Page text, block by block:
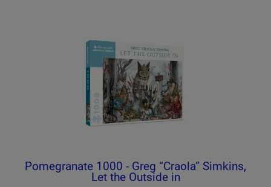
Pomegranate 1000 - Greg “Craola” Simkins,
Let the Outside in